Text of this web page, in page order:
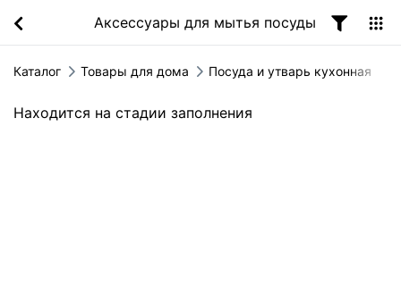
Аксессуары для мытья посуды
Каталог Товары для дома Посуда и утварь кухонная
Находится на стадии заполнения